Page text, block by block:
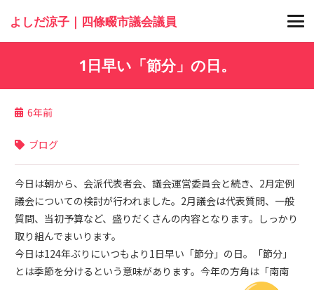
よしだ涼子｜四條畷市議会議員
1日早い「節分」の日。
6年前
ブログ
今日は朝から、会派代表者会、議会運営委員会と続き、2月定例
議会についての検討が行われました。2月議会は代表質問、一般
質問、当初予算など、盛りだくさんの内容となります。しっかり
取り組んでまいります。
今日は124年ぶりにいつもより1日早い「節分」の日。「節分」
とは季節を分けるという意味があります。今年の方角は「南南